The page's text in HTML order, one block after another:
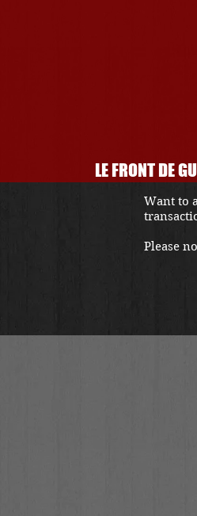
LE FRONT DE
Want to
Please